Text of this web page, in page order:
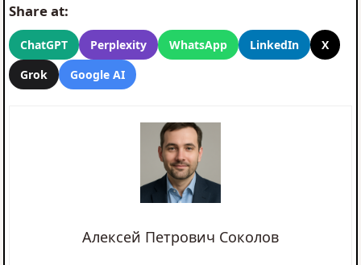
Share at:
ChatGPT Perplexity WhatsApp LinkedIn
X
Grok
Google AI
Алексей Петрович Соколов